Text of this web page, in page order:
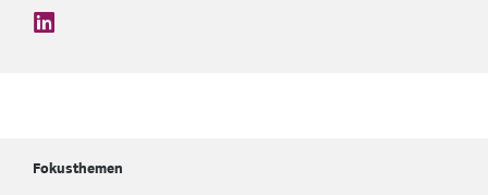
find us on: linkedin
Fokusthemen